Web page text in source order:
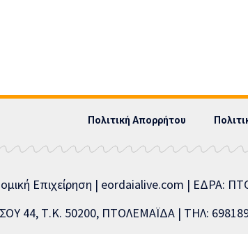
Πολιτική Απορρήτου
Επιχείρηση | eordaialive.com |
44, Τ.Κ. 50200, ΠΤΟΛΕΜΑΪΔΑ | ΤΗΛ: